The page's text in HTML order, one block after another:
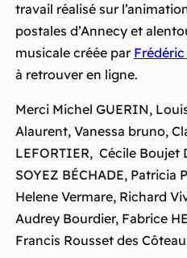
travail réalisé sur
postales d’Annecy et
musicale créée par
à retrouver en ligne.
Merci Michel GUERIN,
Alaurent, Vanessa bruno,
LEFORTIER, Cécile Boujet
SOYEZ BÉCHADE, Patricia
Helene Vermare, Richard
Audrey Bourdier, Fabrice
Francis Rousset des